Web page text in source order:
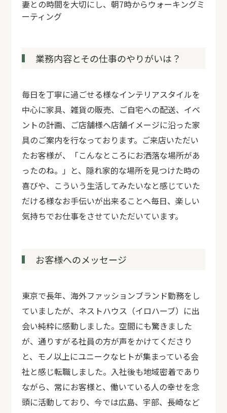
妻との時間を大切にし、朝7時からウォーキングミ
ーティング
業務内容とその仕事のやりがいは？
毎日を丁寧に過ごせる様なインテリアスタイルを
中心に家具、雑貨の販売、ご自宅への配送、イベ
ントの計画、ご店舗様へ店舗イメージに沿った家
具のご案内を行なっております。ご来店いただい
たお客様が、「こんなところにお洒落な場所があ
ったのね。」と、隠れ家的な場所を見つけた時の
喜びや、こういう生活してみたいなと感じていた
だける様なお手伝いが出来ることへ毎日、楽しい
気持ちでお仕事をさせていただいています。
お客様へのメッセージ
東京で長年、海外ファッションブランド勤務をし
ていましたが、ネストハウス（イロハーブ）に出
会い純粋に感動しました。空間にも驚きました
が、通りすがる社員の方が声をかけてくださり
と、モノ以上にユニークなヒトが集まっている会
社と感じ転職しました。入社後も地域密着であり
ながら、常にお客様と、働いている人の幸せを念
頭に活動しており、今では広島、宇部、長崎など